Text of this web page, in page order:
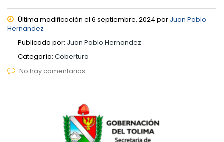
Última modificación el 6 septiembre, 2024 por Juan Pablo
Hernandez
Publicado por: Juan Pablo Hernandez
Categoría: Cobertura
No hay comentarios